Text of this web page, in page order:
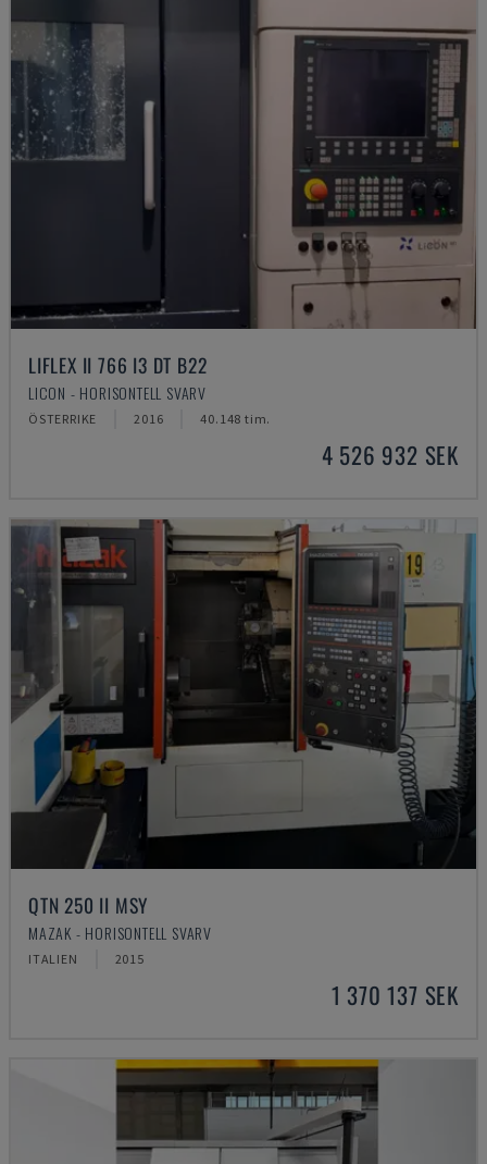
LIFLEX II 766 I3 DT B22
LICON - HORISONTELL SVARV
ÖSTERRIKE 2016 40.148 tim.
4 526 932 SEK
QTN 250 II MSY
MAZAK - HORISONTELL SVARV
ITALIEN 2015
1 370 137 SEK